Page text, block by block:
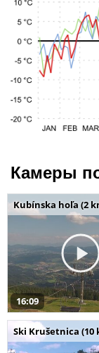
Камеры
Kubínska hoľa (2
16:09
Ski Krušetnica (10